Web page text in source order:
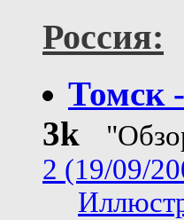
Россия:
Томск
3k
2 (19/09/